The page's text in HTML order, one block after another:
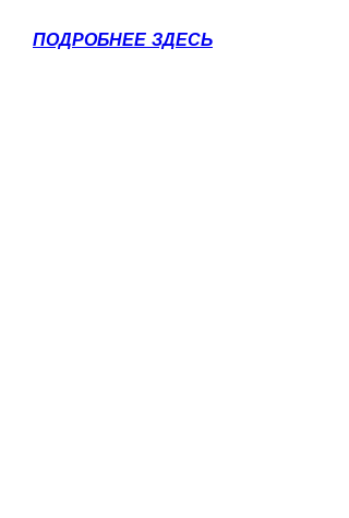
ПОДРОБНЕЕ ЗДЕСЬ